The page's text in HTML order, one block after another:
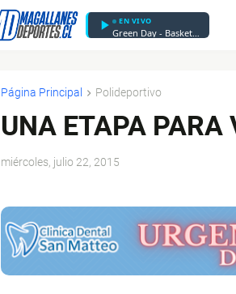
EN VIVO
Green Day - Basket Case
Página Principal Polideportivo
UNA ETAPA PARA
miércoles, julio 22, 2015